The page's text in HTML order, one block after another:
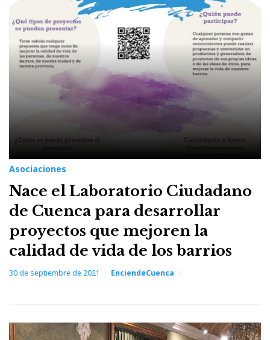
Asociaciones
Nace el Laboratorio Ciudadano
de Cuenca para desarrollar
proyectos que mejoren la
calidad de vida de los barrios
30 de septiembre de 2021 EnciendeCuenca